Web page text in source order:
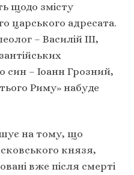
щодо змісту
царського адресата.
– Василій ІІІ,
син – Іоанн Грозний,
Риму» набуде
на тому, що
князя,
вже після смерті